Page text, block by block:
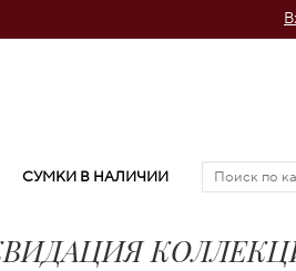
СУМКИ В НАЛИЧИИ